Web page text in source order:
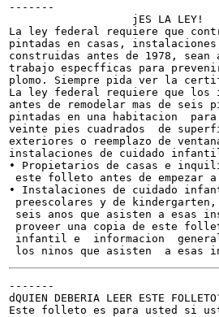
-------
                   jES LA LEY!
La ley federal requiere que
pintadas en casas,
construidas antes de 1978,
trabajo especfficas para
plomo. Siempre pida ver la
La ley federal requiere que los
antes de remodelar mas de seis
pintadas en una habitacion
veinte pies cuadrados  de
exteriores o reemplazo de
instalaciones de cuidado
• Propietarios de casas e
este folleto antes de empezar
• Instalaciones de cuidado
preescolares y de
seis anos que asisten a esas
proveer una copia de este
infantil e  informacion
-------
dQUIEN DEBERIA LEER ESTE
Este folleto es para usted si